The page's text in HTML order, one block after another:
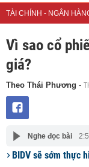
TÀI CHÍNH - NGÂN
Vì sao cổ
giá?
Theo Thái Phương -
Nghe đọc bài
BIDV sẽ sớm thực